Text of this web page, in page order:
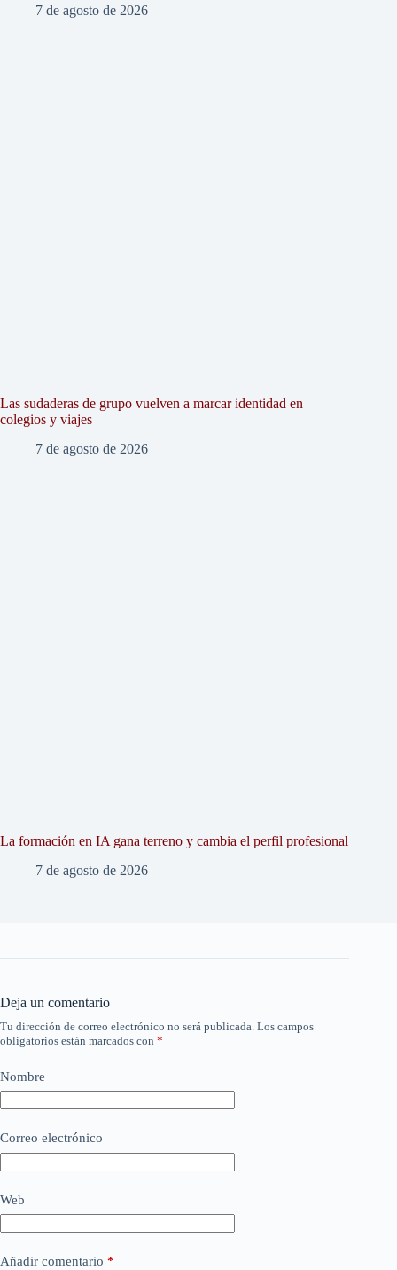
7 de agosto de 2026
Las sudaderas de grupo vuelven a marcar identidad en
colegios y viajes
7 de agosto de 2026
La formación en IA gana terreno y cambia el perfil profesional
7 de agosto de 2026
Deja un comentario
Tu dirección de correo electrónico no será publicada. Los campos
obligatorios están marcados con *
Nombre
Correo electrónico
Web
Añadir comentario *